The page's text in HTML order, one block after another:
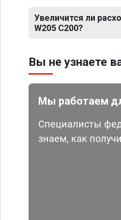
Увеличится ли
W205 C200?
Вы не узнаете
Мы работаем
Специалисты
знаем, как